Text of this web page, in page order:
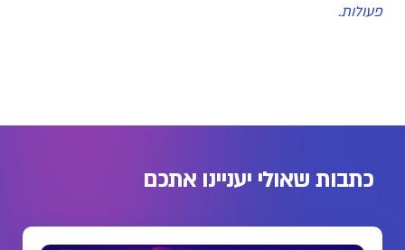
פעולות.
כתבות שאולי יעניינו אתכם